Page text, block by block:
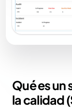
Qué es un
la calidad